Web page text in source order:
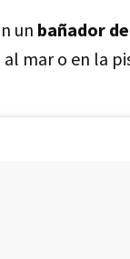
un bañador
mar o en la